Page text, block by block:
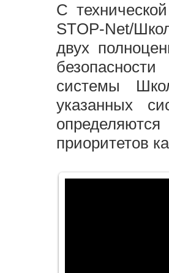
С
STOP-Net/
двух
системы
указанных
приоритетов